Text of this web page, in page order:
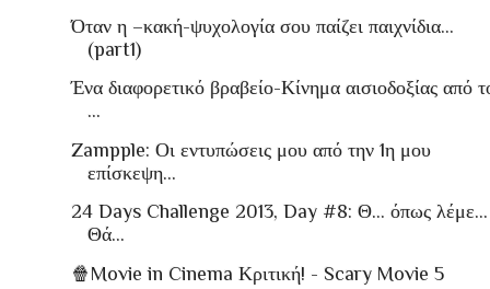
Όταν η –κακή-ψυχολογία σου παίζει παιχνίδια…
(part1)
Ένα διαφορετικό βραβείο-Κίνημα αισιοδοξίας από
...
Zampple: Οι εντυπώσεις μου από την 1η μου
επίσκεψη...
24 Days Challenge 2013, Day #8: Θ… όπως λέμε...
Θά...
🍿Movie in Cinema Κριτική! - Scary Movie 5